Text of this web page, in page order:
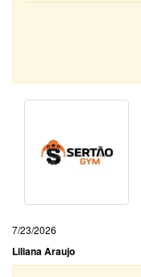
7/23/2026
Liliana Araujo